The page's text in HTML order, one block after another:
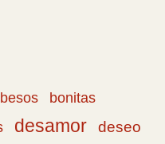
besos
bonitas
desamor deseo